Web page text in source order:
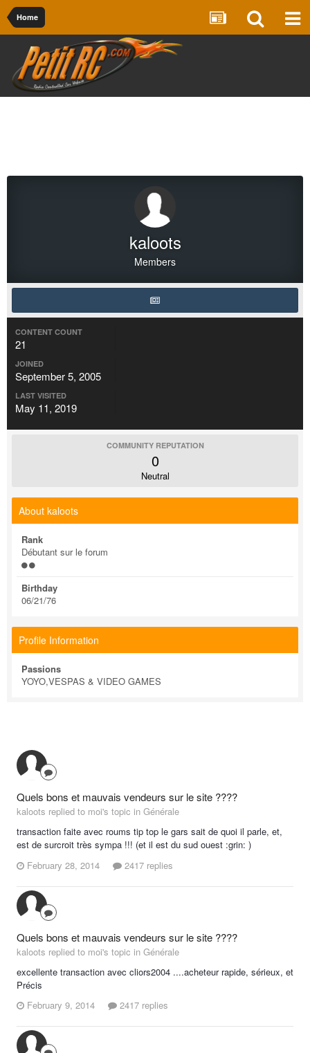
Home
kaloots
Members
CONTENT COUNT
21
JOINED
September 5, 2005
LAST VISITED
May 11, 2019
COMMUNITY REPUTATION
0
Neutral
About kaloots
Rank
Débutant sur le forum
Birthday
06/21/76
Profile Information
Passions
YOYO,VESPAS & VIDEO GAMES
Quels bons et mauvais vendeurs sur le site ????
kaloots replied to moi's topic in Générale
transaction faite avec roums tip top le gars sait de quoi il parle, et,
est de surcroit très sympa !!! (et il est du sud ouest :grin: )
February 28, 2014
2417 replies
Quels bons et mauvais vendeurs sur le site ????
kaloots replied to moi's topic in Générale
excellente transaction avec cliors2004 ....acheteur rapide, sérieux, et
Précis
February 9, 2014
2417 replies